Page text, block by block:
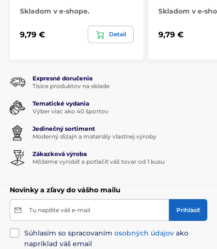
Skladom v e-shope.
9,79 € Detail
Skladom v e-
9,79 €
Expresné doručenie
Tisíce produktov na sklade
Tematické vydania
Výber viac ako 40 športov
Jedinečný sortiment
Moderný dizajn a materiály vlastnej výroby
Zákazková výroba
Môžeme vyrobiť a potlačiť váš tovar od 1 kusu
Novinky a zľavy do vášho mailu
Tu napíšte váš e-mail Prihlásiť
Súhlasím so spracovaním osobných údajov ako
napríklad váš email